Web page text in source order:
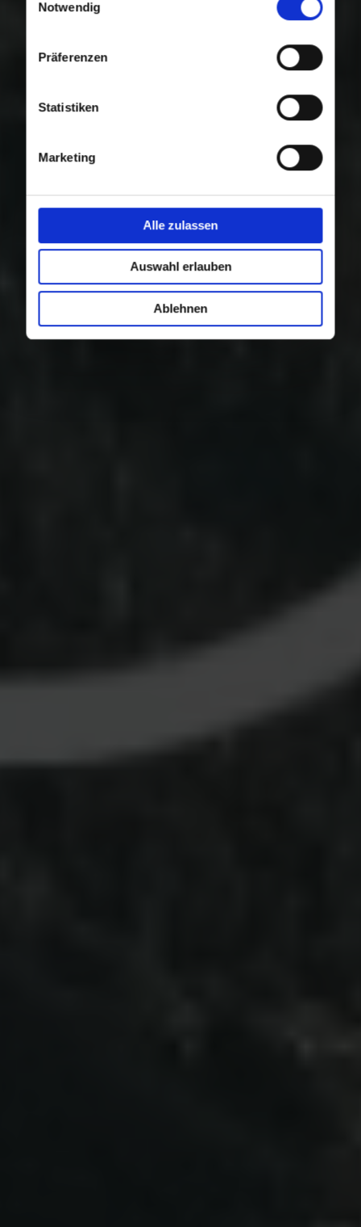
Nutzung der Dienste gesammelt haben.
Notwendig
Präferenzen
Statistiken
Marketing
Alle zulassen
Auswahl erlauben
Ablehnen